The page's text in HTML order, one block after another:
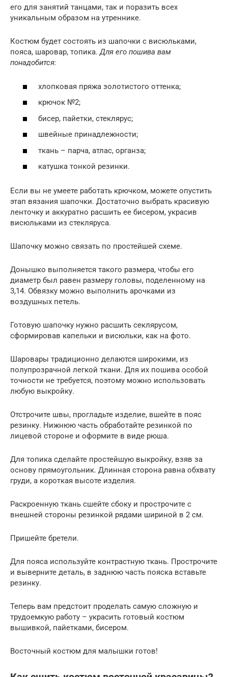
его для занятий танцами, так и поразить всех
уникальным образом на утреннике.
Костюм будет состоять из шапочки с висюльками,
пояса, шаровар, топика.Для его пошива вам
понадобится:
хлопковая пряжа золотистого оттенка;
крючок №2;
бисер, пайетки, стеклярус;
швейные принадлежности;
ткань – парча, атлас, органза;
катушка тонкой резинки.
Если вы не умеете работать крючком, можете опустить
этап вязания шапочки. Достаточно выбрать красивую
ленточку и аккуратно расшить ее бисером, украсив
висюльками из стекляруса.
Шапочку можно связать по простейшей схеме.
Донышко выполняется такого размера, чтобы его
диаметр был равен размеру головы, поделенному на
3,14. Обвязку можно выполнить арочками из
воздушных петель.
Готовую шапочку нужно расшить секлярусом,
сформировав капельки и висюльки, как на фото.
Шаровары традиционно делаются широкими, из
полупрозрачной легкой ткани. Для их пошива особой
точности не требуется, поэтому можно использовать
любую выкройку.
Отстрочите швы, прогладьте изделие, вшейте в пояс
резинку. Нижнюю часть обработайте резинкой по
лицевой стороне и оформите в виде рюша.
Для топика сделайте простейшую выкройку, взяв за
основу прямоугольник. Длинная сторона равна обхвату
груди, а короткая высоте изделия.
Раскроенную ткань сшейте сбоку и прострочите с
внешней стороны резинкой рядами шириной в 2 см.
Пришейте бретели.
Для пояса используйте контрастную ткань. Прострочите
и выверните деталь, в заднюю часть пояска вставьте
резинку.
Теперь вам предстоит проделать самую сложную и
трудоемкую работу – украсить готовый костюм
вышивкой, пайетками, бисером.
Восточный костюм для малышки готов!